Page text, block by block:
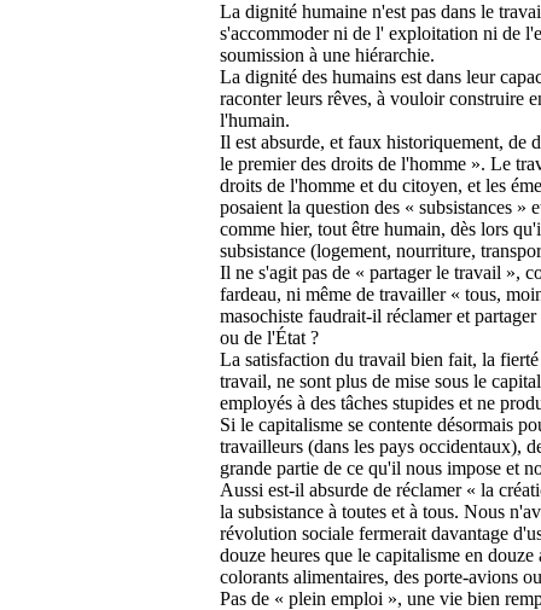
La dignité humaine n'est pas dans le
s'accommoder ni de l' exploitation ni de
soumission à une hiérarchie.
La dignité des humains est dans leur
raconter leurs rêves, à vouloir construire
l'humain.
Il est absurde, et faux historiquement, de
le premier des droits de l'homme ». Le
droits de l'homme et du citoyen, et les
posaient la question des « subsistances
comme hier, tout être humain, dès lors
subsistance (logement, nourriture,
Il ne s'agit pas de « partager le travail »,
fardeau, ni même de travailler « tous,
masochiste faudrait-il réclamer et
ou de l'État ?
La satisfaction du travail bien fait, la
travail, ne sont plus de mise sous le
employés à des tâches stupides et ne
Si le capitalisme se contente désormais
travailleurs (dans les pays occidentaux),
grande partie de ce qu'il nous impose et
Aussi est-il absurde de réclamer « la
la subsistance à toutes et à tous. Nous
révolution sociale fermerait davantage
douze heures que le capitalisme en
colorants alimentaires, des porte-avions
Pas de « plein emploi », une vie bien